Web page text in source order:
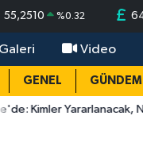
55,2510 %0.32
Video
GENEL GÜNDEM
Yararlanacak, Neler